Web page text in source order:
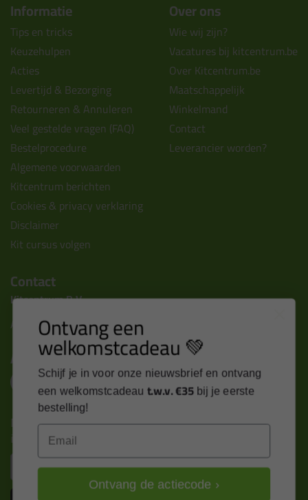
Informatie
Tips en tricks
Keuzehulpen
Acties
Levertijd & Bezorging
Retourneren & Annuleren
Veel gestelde vragen (FAQ)
Bestelprocedure
Algemene voorwaarden
Kitcentrum berichten
Cookies & privacy verklaring
Disclaimer
Kit cursus volgen
Over ons
Wie wij zijn?
Vacatures bij kitcentrum.be
Over Kitcentrum.be
Maatschappelijk
Winkelmand
Contact
Leverancier worden?
Contact
Kitcentrum B.V.
Alle contactgegevens >
Altijd op de hoogte blijven?
Nieuws, tips en exclusieve deals rechtstreeks in je
inbox
Ontvang een
welkomstcadeau 💚
Schijf je in voor onze nieuwsbrief en ontvang
een welkomstcadeau t.w.v. €35 bij je eerste
bestelling!
Ontvang de actiecode ›